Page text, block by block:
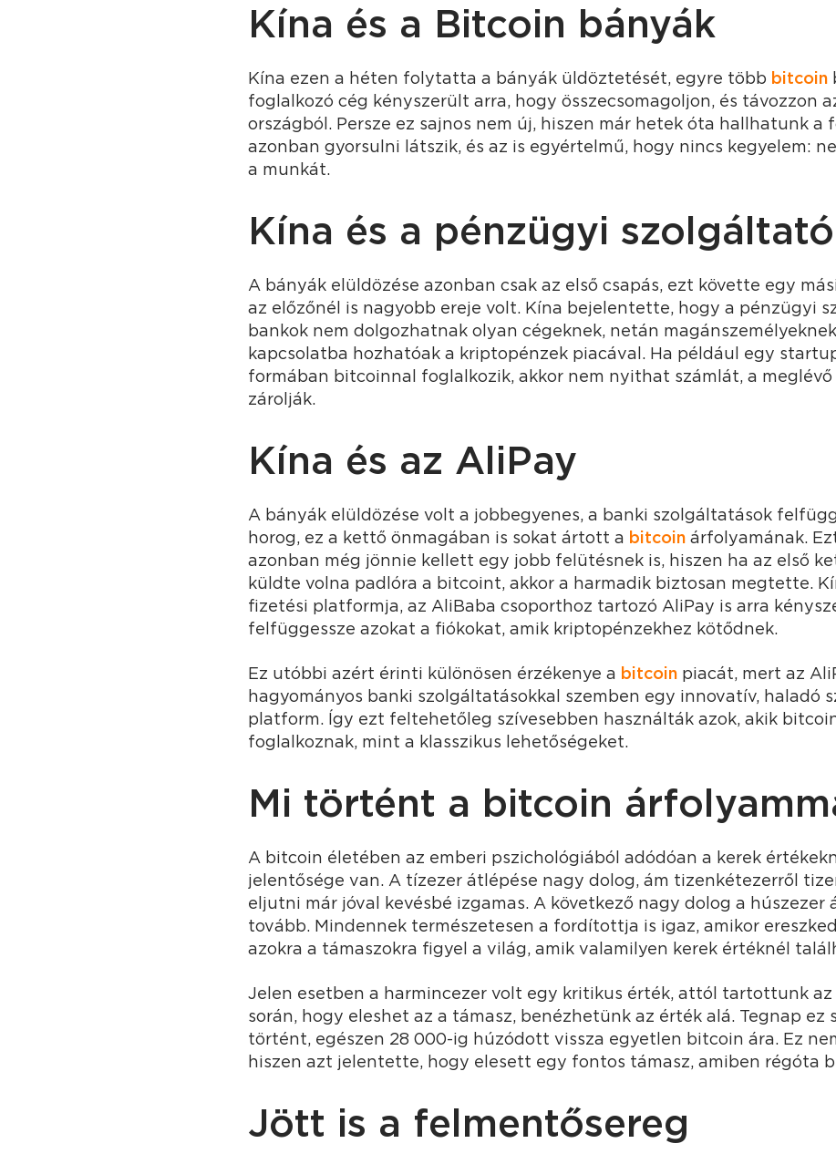
Kína és a Bitcoin bányák
Kína ezen a héten folytatta a bányák üldöztetését, egyre több bitcoin
foglalkozó cég kényszerült arra, hogy összecsomagoljon, és távozzon
országból. Persze ez sajnos nem új, hiszen már hetek óta hallhatunk a
azonban gyorsulni látszik, és az is egyértelmű, hogy nincs kegyelem:
a munkát.
Kína és a pénzügyi
A bányák elüldözése azonban csak az első csapás, ezt követte egy
az előzőnél is nagyobb ereje volt. Kína bejelentette, hogy a pénzügyi
bankok nem dolgozhatnak olyan cégeknek, netán
kapcsolatba hozhatóak a kriptopénzek piacával. Ha például egy
formában bitcoinnal foglalkozik, akkor nem nyithat számlát, a
zárolják.
Kína és az AliPay
A bányák elüldözése volt a jobbegyenes, a banki szolgáltatások
horog, ez a kettő önmagában is sokat ártott a bitcoin árfolyamának.
azonban még jönnie kellett egy jobb felütésnek is, hiszen ha az első
küldte volna padlóra a bitcoint, akkor a harmadik biztosan megtette.
fizetési platformja, az AliBaba csoporthoz tartozó AliPay is arra
felfüggessze azokat a fiókokat, amik kriptopénzekhez kötődnek.
Ez utóbbi azért érinti különösen érzékenye a bitcoin piacát, mert az
hagyományos banki szolgáltatásokkal szemben egy innovatív, haladó
platform. Így ezt feltehetőleg szívesebben használták azok, akik
foglalkoznak, mint a klasszikus lehetőségeket.
Mi történt a bitcoin
A bitcoin életében az emberi pszichológiából adódóan a kerek
jelentősége van. A tízezer átlépése nagy dolog, ám tizenkétezerről
eljutni már jóval kevésbé izgamas. A következő nagy dolog a húszezer
tovább. Mindennek természetesen a fordítottja is igaz, amikor
azokra a támaszokra figyel a világ, amik valamilyen kerek értéknél
Jelen esetben a harmincezer volt egy kritikus érték, attól tartottunk
során, hogy eleshet az a támasz, benézhetünk az érték alá. Tegnap ez
történt, egészen 28 000-ig húzódott vissza egyetlen bitcoin ára. Ez
hiszen azt jelentette, hogy elesett egy fontos támasz, amiben régóta
Jött is a felmentősereg